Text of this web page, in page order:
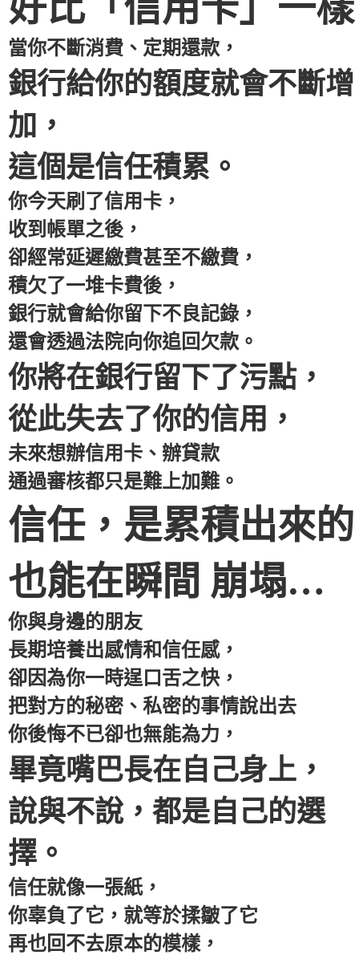
當你不斷消費、定期還款，
銀行給你的額度就會不斷增
加，
這個是信任積累。
你今天刷了信用卡，
收到帳單之後，
卻經常延遲繳費甚至不繳費，
積欠了一堆卡費後，
銀行就會給你留下不良記錄，
還會透過法院向你追回欠款。
你將在銀行留下了污點，
從此失去了你的信用，
未來想辦信用卡、辦貸款
通過審核都只是難上加難。
信任，是累積出來的
也能在瞬間 崩塌…
你與身邊的朋友
長期培養出感情和信任感，
卻因為你一時逞口舌之快，
把對方的秘密、私密的事情說出去
你後悔不已卻也無能為力，
畢竟嘴巴長在自己身上，
說與不說，都是自己的選
擇。
信任就像一張紙，
你辜負了它，就等於揉皺了它
再也回不去原本的模樣，